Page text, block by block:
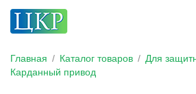
Главная / Каталог товаров / Для
Карданный привод